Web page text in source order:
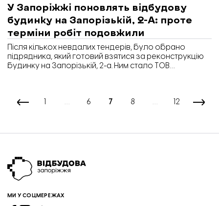
У Запоріжжі поновлять відбудову
будинку на Запорізькій, 2-А: проте
терміни робіт подовжили
Після кількох невдалих тендерів, було обрано
підрядника, який готовий взятися за реконструкцію
будинку на Запорізькій, 2-а. Ним стало ТОВ
із посиланням на дані в системі закупівель Prozorro.
… 6 7 8 … 12
МИ У СОЦМЕРЕЖАХ